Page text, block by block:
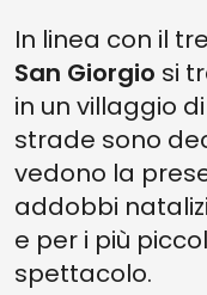
In linea con il
San Giorgio si
in un villaggio
strade sono
vedono la
addobbi
e per i più
spettacolo.